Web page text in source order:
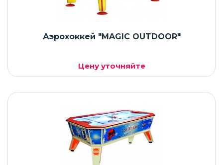
Аэрохоккей "MAGIC OUTDOOR"
Цену уточняйте